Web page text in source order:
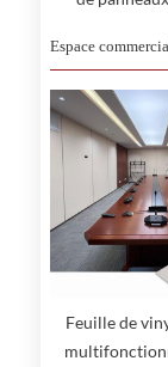
Espace
Feuille de